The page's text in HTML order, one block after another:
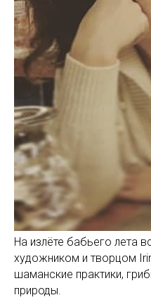
На излёте бабьего лета
художником и творцом
шаманские практики,
природы.